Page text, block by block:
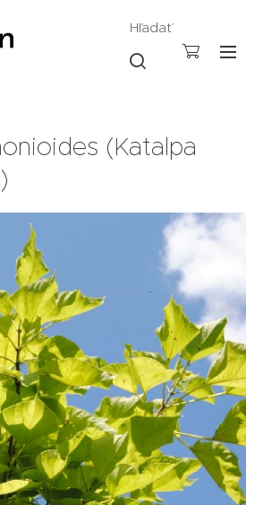
Hľadať
(Katalpa